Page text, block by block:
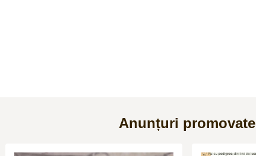
Anunțuri promovate